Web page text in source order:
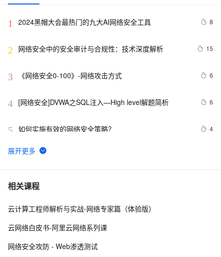
1 2024黑帽大会最热门的九大AI网络安全工具 8
2 网络安全中的安全审计与合规性：技术深度解析 15
3 《网络安全0-100》-网络攻击方式 6
4 [网络安全]DVWA之SQL注入—High level解题简析 6
5 如何实施有效的网络安全策略？ 4
6
【网络安全 | 网安工具】御剑WEB指纹识别系统使用详
7 网络安全产品之认识防非法外联系统
8 亮相国家网络安全宣传周，阿里云全新展现云原生免疫防
要性
相关课程
云计算工程师解析与实战-网络专家篇（体验版）
云网络白皮书-阿里云网络系列课
网络安全攻防 - Web渗透测试